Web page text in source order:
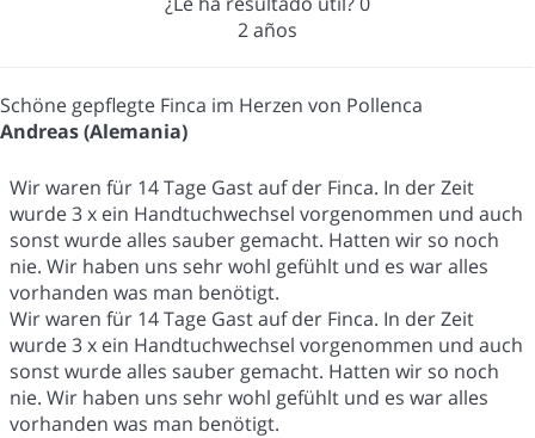
2 años
Schöne gepflegte Finca im Herzen von Pollenca
Andreas (Alemania)
Wir waren für 14 Tage Gast auf der Finca. In der Zeit
wurde 3 x ein Handtuchwechsel vorgenommen und auch
sonst wurde alles sauber gemacht. Hatten wir so noch
nie. Wir haben uns sehr wohl gefühlt und es war alles
vorhanden was man benötigt.
Wir waren für 14 Tage Gast auf der Finca. In der Zeit
wurde 3 x ein Handtuchwechsel vorgenommen und auch
sonst wurde alles sauber gemacht. Hatten wir so noch
nie. Wir haben uns sehr wohl gefühlt und es war alles
vorhanden was man benötigt.